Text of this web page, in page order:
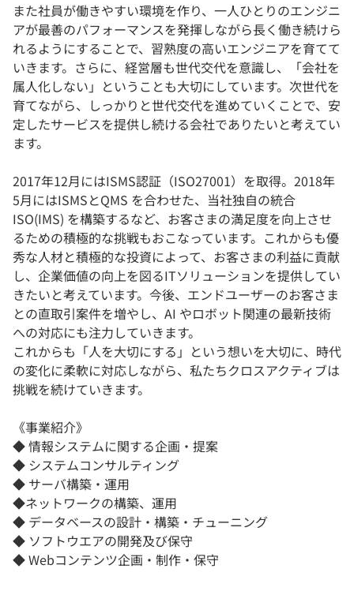
また社員が働きやすい環境を作り、一人ひとりのエンジニ
アが最善のパフォーマンスを発揮しながら長く働き続けら
れるようにすることで、習熟度の高いエンジニアを育てて
いきます。さらに、経営層も世代交代を意識し、「会社を
属人化しない」ということも大切にしています。次世代を
育てながら、しっかりと世代交代を進めていくことで、安
定したサービスを提供し続ける会社でありたいと考えてい
ます。
2017年12月にはISMS認証（ISO27001）を取得。2018年
5月にはISMSとQMS を合わせた、当社独自の統合
ISO(IMS) を構築するなど、お客さまの満足度を向上させ
るための積極的な挑戦もおこなっています。これからも優
秀な人材と積極的な投資によって、お客さまの利益に貢献
し、企業価値の向上を図るITソリューションを提供してい
きたいと考えています。今後、エンドユーザーのお客さま
との直取引案件を増やし、AI やロボット関連の最新技術
への対応にも注力していきます。
これからも「人を大切にする」という想いを大切に、時代
の変化に柔軟に対応しながら、私たちクロスアクティブは
挑戦を続けていきます。
《事業紹介》
◆ 情報システムに関する企画・提案
◆ システムコンサルティング
◆ サーバ構築・運用
◆ネットワークの構築、運用
◆ データベースの設計・構築・チューニング
◆ ソフトウエアの開発及び保守
◆ Webコンテンツ企画・制作・保守